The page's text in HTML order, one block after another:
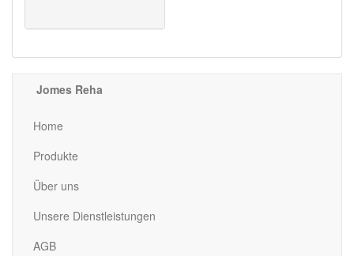
Jomes Reha
Home
Produkte
Über uns
Unsere Dienstleistungen
AGB